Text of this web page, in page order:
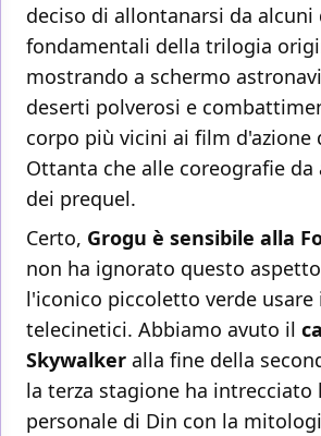
deciso di allontanarsi da alcuni
fondamentali della trilogia
mostrando a schermo
deserti polverosi e
corpo più vicini ai film d'azione
Ottanta che alle coreografie
dei prequel.
Certo, Grogu è sensibile alla
non ha ignorato questo
l'iconico piccoletto verde
telecinetici. Abbiamo avuto il
Skywalker alla fine della
la terza stagione ha intrecciato
personale di Din con la